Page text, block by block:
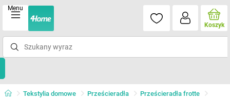
Menu
Koszyk
Tekstylia domowe Prześcieradła Prześcieradła frotte